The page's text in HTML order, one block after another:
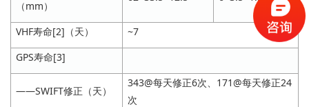
（mm）
VHF寿命[2]（天）
~7
GPS寿命[3]
——SWIFT修正（天）
343@每天修正6次、171@每天修正24
次